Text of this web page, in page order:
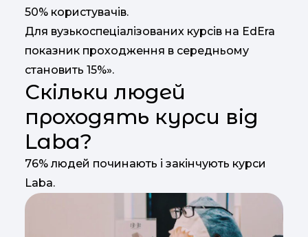
50% користувачів.
Для вузькоспеціалізованих курсів на EdEra
показник проходження в середньому
становить 15%».
Скільки людей
проходять курси від
Laba?
76% людей починають і закінчують курси
Laba.